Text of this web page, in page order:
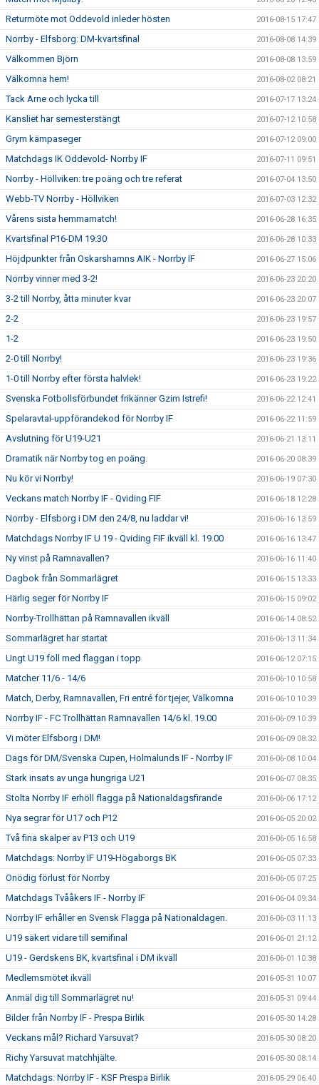
Returmöte mot Oddevold inleder hösten 2016-08-15 17:47
Norrby - Elfsborg: DM-kvartsfinal 2016-08-08 14:39
Välkommen Björn 2016-08-08 13:59
Välkomna hem! 2016-08-02 08:21
Tack Arne och lycka till 2016-07-17 13:24
Kansliet har semesterstängt 2016-07-12 10:58
Grym kämpaseger 2016-07-12 09:00
Matchdags IK Oddevold- Norrby IF 2016-07-11 09:51
Norrby - Höllviken: tre poäng och tre referat 2016-07-04 13:50
Webb-TV Norrby - Höllviken 2016-07-03 12:32
Vårens sista hemmamatch! 2016-06-28 16:35
Kvartsfinal P16-DM 19:30 2016-06-28 10:33
Höjdpunkter från Oskarshamns AIK - Norrby IF 2016-06-27 15:06
Norrby vinner med 3-2! 2016-06-23 20:20
3-2 till Norrby, åtta minuter kvar 2016-06-23 20:07
2-2 2016-06-23 19:57
1-2 2016-06-23 19:50
2-0 till Norrby! 2016-06-23 19:36
1-0 till Norrby efter första halvlek! 2016-06-23 19:22
Svenska Fotbollsförbundet frikänner Gzim Istrefi! 2016-06-22 12:41
Spelaravtal-uppförandekod för Norrby IF 2016-06-22 11:59
Avslutning för U19-U21 2016-06-21 13:11
Dramatik när Norrby tog en poäng. 2016-06-20 08:39
Nu kör vi Norrby! 2016-06-19 07:30
Veckans match Norrby IF - Qviding FIF 2016-06-18 12:28
Norrby - Elfsborg i DM den 24/8, nu laddar vi! 2016-06-16 13:59
Matchdags Norrby IF U 19 - Qviding FIF ikväll kl. 19.00 2016-06-16 13:47
Ny vinst på Ramnavallen? 2016-06-16 11:40
Dagbok från Sommarlägret 2016-06-15 13:33
Härlig seger för Norrby IF 2016-06-15 09:02
Norrby-Trollhättan på Ramnavallen ikväll 2016-06-14 08:52
Sommarlägret har startat 2016-06-13 11:34
Ungt U19 föll med flaggan i topp 2016-06-12 07:15
Matcher 11/6 - 14/6 2016-06-10 10:58
Match, Derby, Ramnavallen, Fri entré för tjejer, Välkomna 2016-06-10 10:39
Norrby IF - FC Trollhättan Ramnavallen 14/6 kl. 19.00 2016-06-09 10:39
Vi möter Elfsborg i DM! 2016-06-09 08:32
Dags för DM/Svenska Cupen, Holmalunds IF - Norrby IF 2016-06-08 10:04
Stark insats av unga hungriga U21 2016-06-07 08:35
Stolta Norrby IF erhöll flagga på Nationaldagsfirande 2016-06-06 17:12
Nya segrar för U17 och P12 2016-06-05 20:02
Två fina skalper av P13 och U19 2016-06-05 16:58
Matchdags: Norrby IF U19-Högaborgs BK 2016-06-05 07:33
Onödig förlust för Norrby 2016-06-05 07:25
Matchdags Tvååkers IF - Norrby IF 2016-06-04 09:34
Norrby IF erhåller en Svensk Flagga på Nationaldagen. 2016-06-03 11:13
U19 säkert vidare till semifinal 2016-06-01 21:12
U19 - Gerdskens BK, kvartsfinal i DM ikväll 2016-06-01 10:38
Medlemsmötet ikväll 2016-05-31 10:07
Anmäl dig till Sommarlägret nu! 2016-05-31 09:44
Bilder från Norrby IF - Prespa Birlik 2016-05-30 14:28
Veckans mål? Richard Yarsuvat? 2016-05-30 08:20
Richy Yarsuvat matchhjälte. 2016-05-30 08:14
Matchdags: Norrby IF - KSF Prespa Birlik 2016-05-29 06:40